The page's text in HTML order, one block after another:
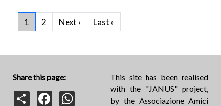
1 2 Next › Next page
Last »
Share this page:
Share
Facebook
This site has been realised
with the "JANUS" project,
by the Associazione Amici